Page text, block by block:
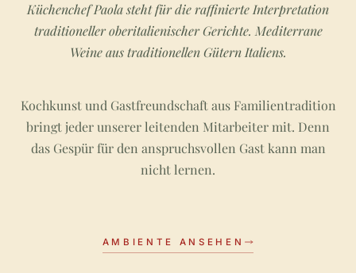
Küchenchef Paola steht für die raffinierte Interpretation
traditioneller oberitalienischer Gerichte. Mediterrane
Weine aus traditionellen Gütern Italiens.
Kochkunst und Gastfreundschaft aus Familientradition
bringt jeder unserer leitenden Mitarbeiter mit. Denn
das Gespür für den anspruchsvollen Gast kann man
nicht lernen.
AMBIENTE ANSEHEN